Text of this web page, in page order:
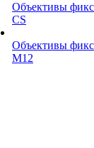
Объективы
CS
Объективы
М12